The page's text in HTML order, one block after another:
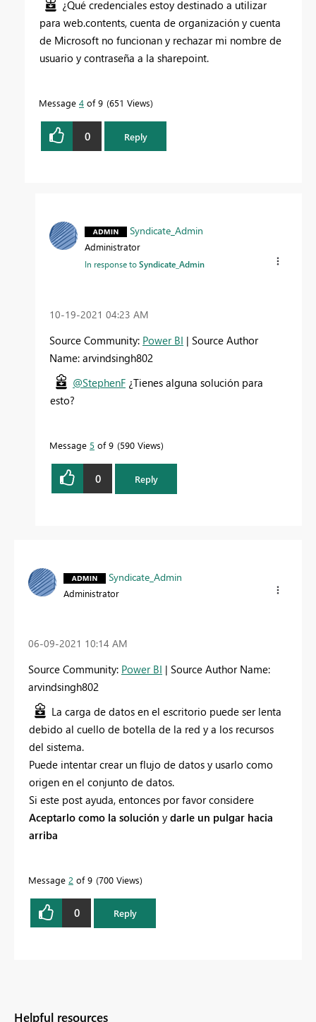
¿Qué credenciales estoy destinado a utilizar
para web.contents, cuenta de organización y cuenta
de Microsoft no funcionan y rechazar mi nombre de
usuario y contraseña a la sharepoint.
Message 4 of 9 651 Views
0 Reply
Syndicate_Admin
Administrator
In response toSyndicate_Admin
‎10-19-2021 04:23 AM
Source Community: Power BI | Source Author
Name: arvindsingh802
@StephenF ¿Tienes alguna solución para
esto?
Message 5 of 9 590 Views
0 Reply
Syndicate_Admin
Administrator
‎06-09-2021 10:14 AM
Source Community: Power BI | Source Author Name:
arvindsingh802
La carga de datos en el escritorio puede ser lenta
debido al cuello de botella de la red y a los recursos
del sistema.
Puede intentar crear un flujo de datos y usarlo como
origen en el conjunto de datos.
Si este post ayuda, entonces por favor considere
Aceptarlo como la solución y darle un pulgar hacia
arriba
Message 2 of 9 700 Views
0 Reply
Helpful resources